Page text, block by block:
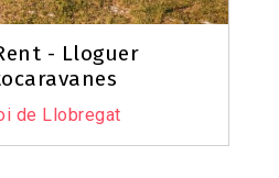
- Lloguer
de Llobregat